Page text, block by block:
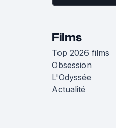
Films
Top 2026 films
Obsession
L'Odyssée
Actualité